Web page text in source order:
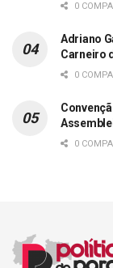
0
Adriano
Carneiro
0
0